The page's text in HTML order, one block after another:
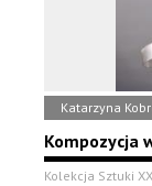
Katarzyna
Kompozycja
Kolekcja Sztuki